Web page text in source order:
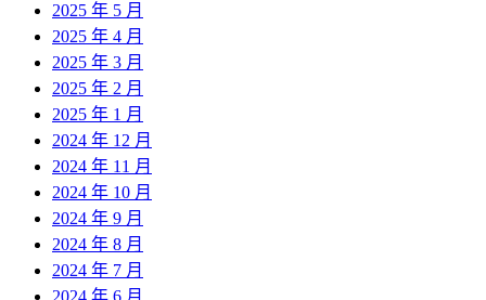
2025 年 5 月
2025 年 4 月
2025 年 3 月
2025 年 2 月
2025 年 1 月
2024 年 12 月
2024 年 11 月
2024 年 10 月
2024 年 9 月
2024 年 8 月
2024 年 7 月